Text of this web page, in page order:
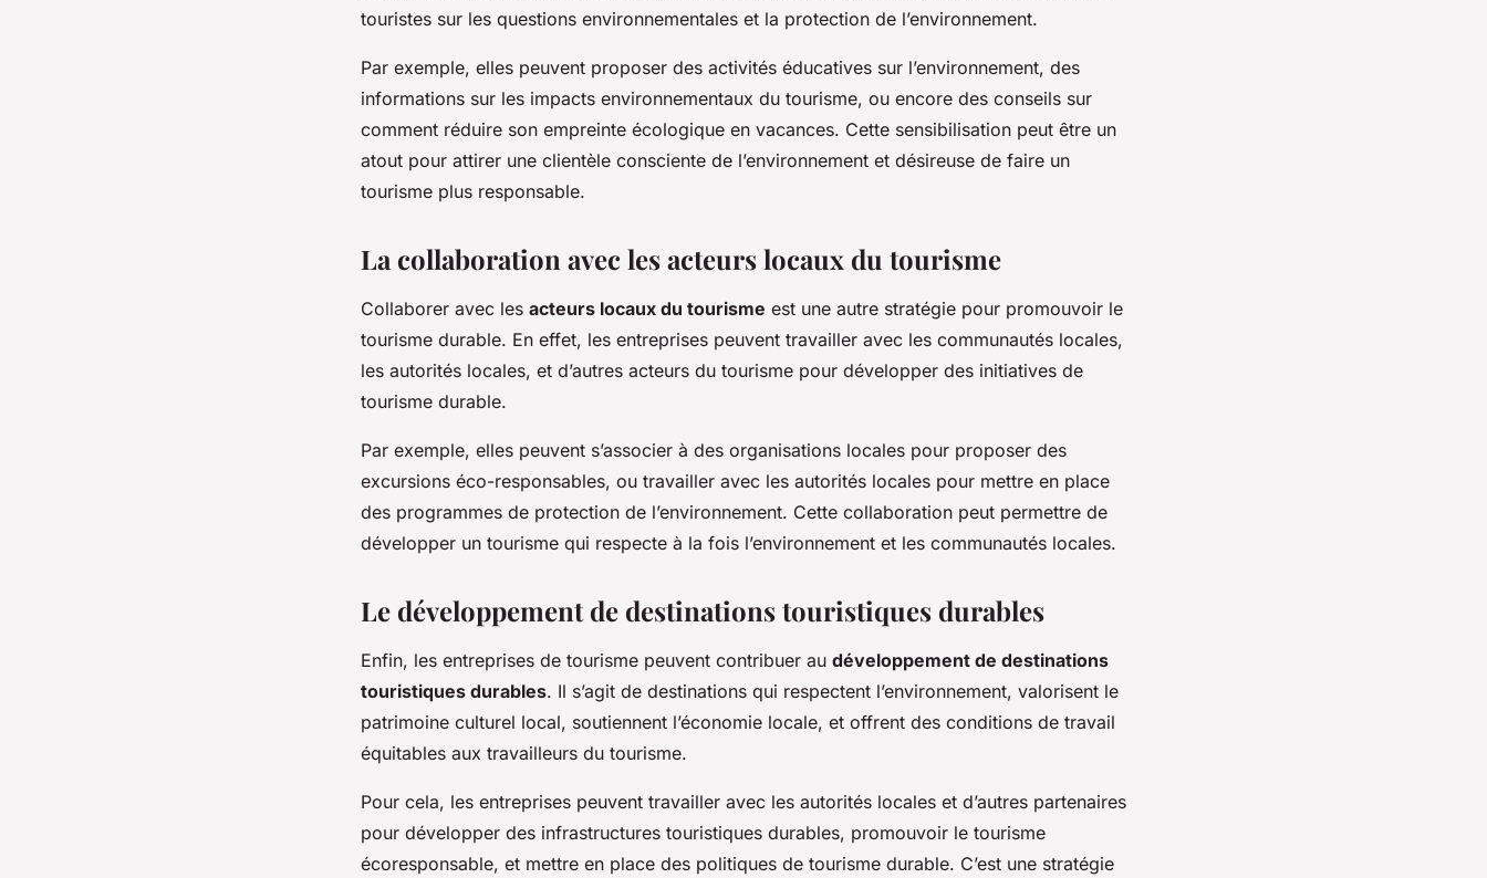
touristes sur les questions environnementales et la protection de l’environnement.
Par exemple, elles peuvent proposer des activités éducatives sur l’environnement, des
informations sur les impacts environnementaux du tourisme, ou encore des conseils sur
comment réduire son empreinte écologique en vacances. Cette sensibilisation peut être un
atout pour attirer une clientèle consciente de l’environnement et désireuse de faire un
tourisme plus responsable.
La collaboration avec les acteurs locaux du tourisme
Collaborer avec les acteurs locaux du tourisme est une autre stratégie pour promouvoir le
tourisme durable. En effet, les entreprises peuvent travailler avec les communautés locales,
les autorités locales, et d’autres acteurs du tourisme pour développer des initiatives de
tourisme durable.
Par exemple, elles peuvent s’associer à des organisations locales pour proposer des
excursions éco-responsables, ou travailler avec les autorités locales pour mettre en place
des programmes de protection de l’environnement. Cette collaboration peut permettre de
développer un tourisme qui respecte à la fois l’environnement et les communautés locales.
Le développement de destinations touristiques durables
Enfin, les entreprises de tourisme peuvent contribuer au développement de destinations
touristiques durables. Il s’agit de destinations qui respectent l’environnement, valorisent le
patrimoine culturel local, soutiennent l’économie locale, et offrent des conditions de travail
équitables aux travailleurs du tourisme.
Pour cela, les entreprises peuvent travailler avec les autorités locales et d’autres partenaires
pour développer des infrastructures touristiques durables, promouvoir le tourisme
écoresponsable, et mettre en place des politiques de tourisme durable. C’est une stratégie